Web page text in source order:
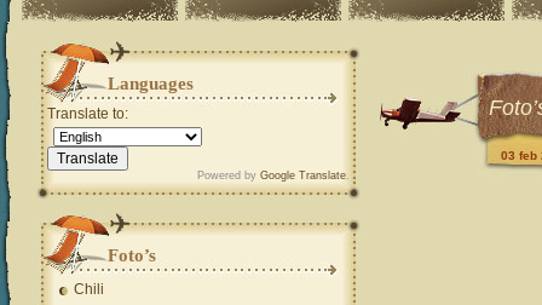
03 feb
Languages
Translate to:
Powered by Google Translate.
Foto’s
Chili